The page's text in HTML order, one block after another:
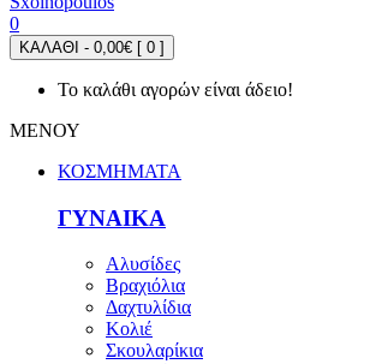
0
ΚΑΛΑΘΙ - 0,00€ [ 0 ]
Το καλάθι αγορών είναι άδειο!
ΜΕΝΟΥ
ΚΟΣΜΗΜΑΤΑ
ΓΥΝΑΙΚΑ
Αλυσίδες
Βραχιόλια
Δαχτυλίδια
Κολιέ
Σκουλαρίκια